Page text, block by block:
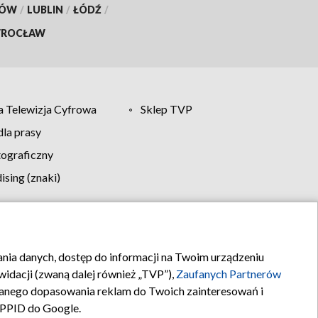
/ LUBLIN / ŁÓDŹ /
Telewizja Cyfrowa
Sklep TVP
prasy
(znaki)
Kontakt
danych, dostęp do informacji na Twoim urządzeniu
(zwaną dalej również „TVP”), Zaufanych Partnerów
dopasowania reklam do Twoich zainteresowań i
do Google.